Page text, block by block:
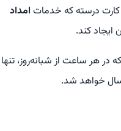
کارت درسته که خدمات امداد
ایجاد کند.
در هر ساعت از شبانه‌روز، تنها
خواهد شد.